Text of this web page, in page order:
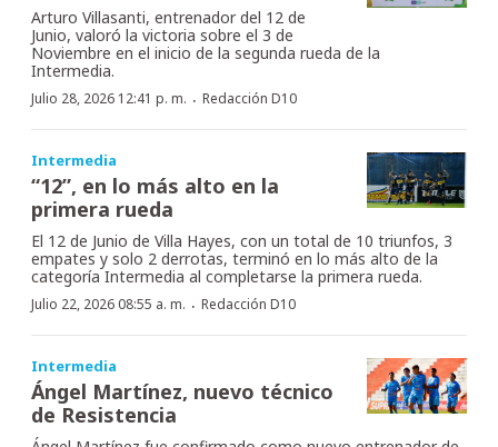
Arturo Villasanti, entrenador del 12 de
Junio, valoró la victoria sobre el 3 de
Noviembre en el inicio de la segunda rueda de la
Intermedia.
Julio 28, 2026 12:41 p. m. · Redacción D10
Intermedia
“12”, en lo más alto en la
primera rueda
El 12 de Junio de Villa Hayes, con un total de 10 triunfos, 3
empates y solo 2 derrotas, terminó en lo más alto de la
categoría Intermedia al completarse la primera rueda.
Julio 22, 2026 08:55 a. m. · Redacción D10
Intermedia
Ángel Martínez, nuevo técnico
de Resistencia